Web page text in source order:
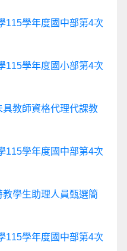
115學年度國中部第4次
115學年度國小部第4次
教師資格代理代課教
115學年度國中部第4次
學生助理人員甄選簡
115學年度國中部第4次